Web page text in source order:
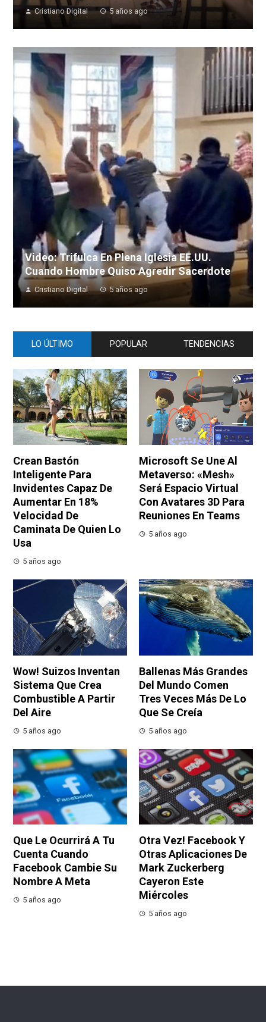
Cristiano Digital 5 años ago
Video: Trifulca En Plena Iglesia EE.UU.
Cuando Hombre Quiso Agredir Sacerdote
Cristiano Digital 5 años ago
LO ÚLTIMO POPULAR TENDENCIAS
Crean Bastón
Inteligente Para
Invidentes Capaz De
Aumentar En 18%
Velocidad De
Caminata De Quien Lo
Usa
5 años ago
Microsoft Se Une Al
Metaverso: «Mesh»
Será Espacio Virtual
Con Avatares 3D Para
Reuniones En Teams
5 años ago
Wow! Suizos Inventan
Sistema Que Crea
Combustible A Partir
Del Aire
5 años ago
Ballenas Más Grandes
Del Mundo Comen
Tres Veces Más De Lo
Que Se Creía
5 años ago
Que Le Ocurrirá A Tu
Cuenta Cuando
Facebook Cambie Su
Nombre A Meta
5 años ago
Otra Vez! Facebook Y
Otras Aplicaciones De
Mark Zuckerberg
Cayeron Este
Miércoles
5 años ago